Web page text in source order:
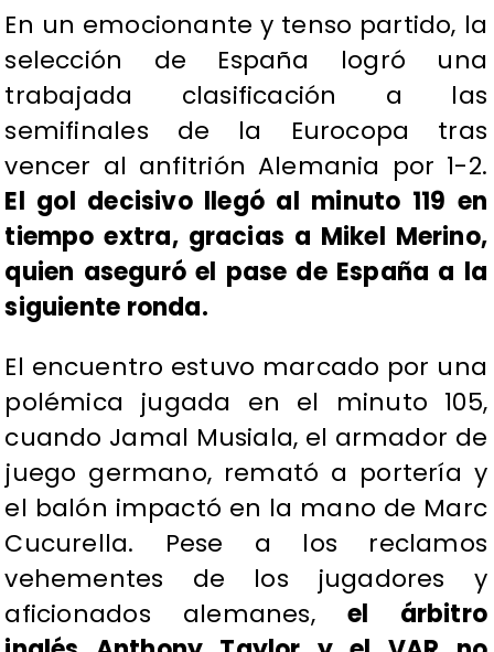
En un emocionante y tenso partido, la
selección de España logró una
trabajada clasificación a las
semifinales de la Eurocopa tras
vencer al anfitrión Alemania por 1-2.
El gol decisivo llegó al minuto 119 en
tiempo extra, gracias a Mikel Merino,
quien aseguró el pase de España a la
siguiente ronda.
El encuentro estuvo marcado por una
polémica jugada en el minuto 105,
cuando Jamal Musiala, el armador de
juego germano, remató a portería y
el balón impactó en la mano de Marc
Cucurella. Pese a los reclamos
vehementes de los jugadores y
aficionados alemanes, el árbitro